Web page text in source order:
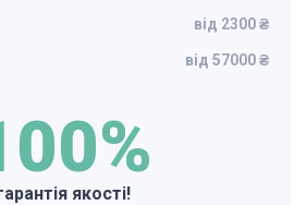
від 2300 ₴
від 57000 ₴
якості!